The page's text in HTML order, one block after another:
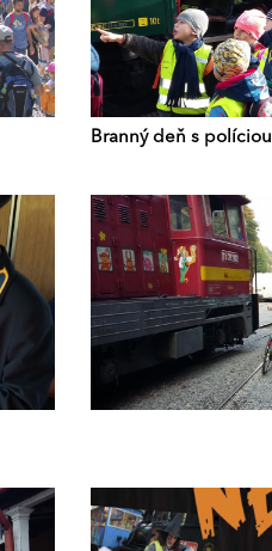
Branný deň s políciou